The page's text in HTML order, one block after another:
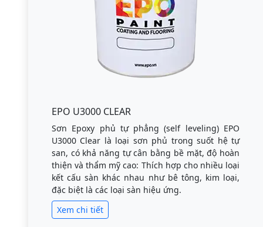
EPO U3000 CLEAR
Sơn Epoxy phủ tự phẳng (self leveling) EPO
U3000 Clear là loại sơn phủ trong suốt hệ tự
san, có khả năng tự cân bằng bề mặt, độ hoàn
thiện và thẩm mỹ cao: Thích hợp cho nhiều loại
kết cấu sàn khác nhau như bê tông, kim loại,
đặc biệt là các loại sàn hiệu ứng.
Xem chi tiết